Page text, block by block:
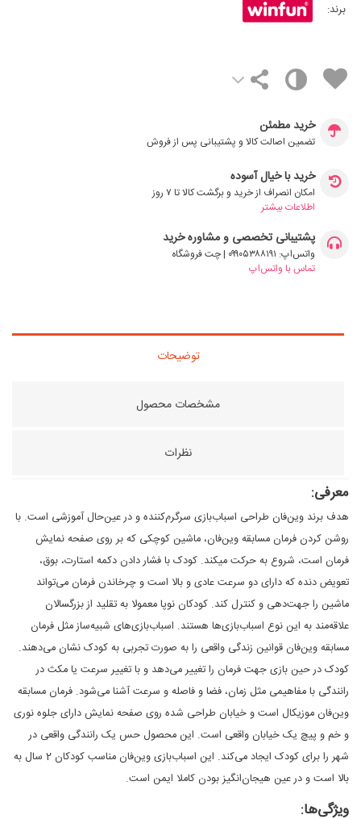
برند:
خرید مطمئن
تضمین اصالت کالا و پشتیبانی پس از فروش
خرید با خیال آسوده
امکان انصراف از خرید و برگشت کالا تا ۷ روز
اطلاعات بیشتر
پشتیبانی تخصصی و مشاوره خرید
واتس‌اپ: ۰۹۹۰۵۳۸۸۱۹۱ | چت فروشگاه
تماس با واتس‌اپ
توضیحات
مشخصات محصول
نظرات
معرفی:
هدف برند وین‌فان طراحی اسباب‌بازی سرگرم‌کننده و در عین‌حال آموزشی است. با
روشن کردن فرمان مسابقه وین‌فان، ماشین کوچکی که بر روی صفحه نمایش
فرمان است، شروع به حرکت می‎کند. کودک با فشار دادن دکمه استارت، بوق،
تعویض دنده که دارای دو سرعت عادی و بالا است و چرخاندن فرمان می‌تواند
ماشین را جهت‌دهی و کنترل کند. کودکان نوپا معمولا به تقلید از بزرگسالان
علاقه‌مند به این نوع اسباب‌بازی‌ها هستند. اسباب‌بازی‌های شبیه‌ساز مثل فرمان
مسابقه وین‌فان قوانین زندگی واقعی را به صورت تجربی به کودک نشان می‌دهند.
کودک در حین بازی جهت فرمان را تغییر می‌دهد و با تغییر سرعت یا مکث در
رانندگی با مفاهیمی مثل زمان، فضا و فاصله و سرعت آشنا می‌شود. فرمان مسابقه
وین‌فان موزیکال است و خیابان طراحی شده روی صفحه نمایش دارای جلوه نوری
و خم و پیچ یک خیابان واقعی است. این محصول حس یک رانندگی واقعی در
شهر را برای کودک ایجاد می‌کند. این اسباب‌بازی وین‌فان مناسب کودکان 2 سال به
بالا است و در عین هیجان‌انگیز بودن کاملا ایمن است.
ویژگی‌ها: